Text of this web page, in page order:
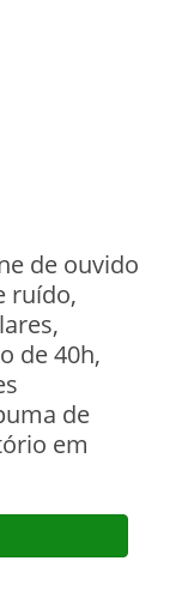
de ouvido
ruído,
de 40h,
de
em